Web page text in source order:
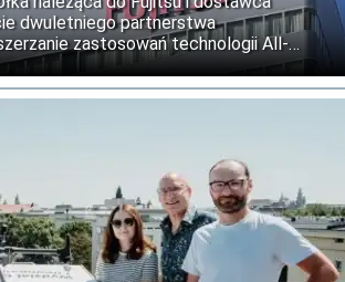
dwuletniego partnerstwa
zastosowań technologii All-
zastosowań technologii